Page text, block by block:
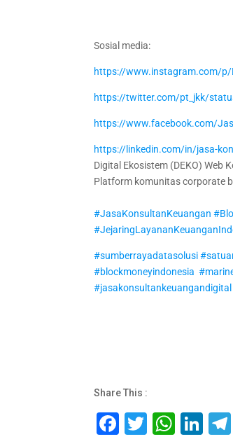
Sosial media:
https://www.instagram.com/p/
https://twitter.com/pt_jkk/
https://www.facebook.com/
https://linkedin.com/in/jasa-
Digital Ekosistem (DEKO) Web
Platform komunitas corporate
#JasaKonsultanKeuangan
#sumberrayadatasolusi
#blockmoneyindonesia
#jasakonsultankeuangandigital
Share This :
F
T
W Li